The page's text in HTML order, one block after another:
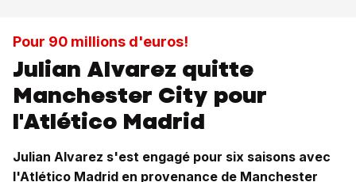
Pour 90 millions d'euros!
Julian Alvarez quitte
Manchester City pour
l'Atlético Madrid
Julian Alvarez s'est engagé pour six saisons avec
l'Atlético Madrid en provenance de Manchester